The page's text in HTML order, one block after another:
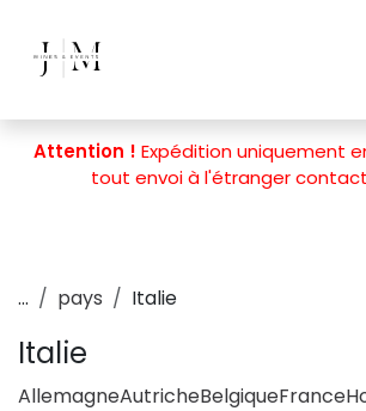
Attention ! Expédition uniquement
tout envoi à l'étranger
... pays Italie
Italie
AllemagneAutricheBelgiqueFrance